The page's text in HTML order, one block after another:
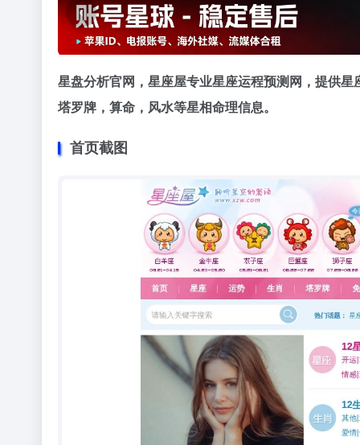
‹
星盘分析官网，星座屋专业星座运程预测网，提供
塔罗牌，算命，风水等星相命理信息。
首页截图